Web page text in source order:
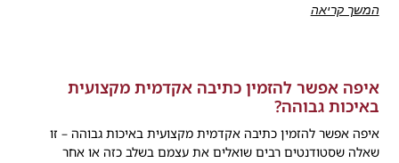
המשך קריאה
איפה אפשר להזמין כתיבה אקדמית מקצועית
באיכות גבוהה?
איפה אפשר להזמין כתיבה אקדמית מקצועית באיכות גבוהה – זו
שאלה שסטודנטים רבים שואלים את עצמם בשלב כזה או אחר